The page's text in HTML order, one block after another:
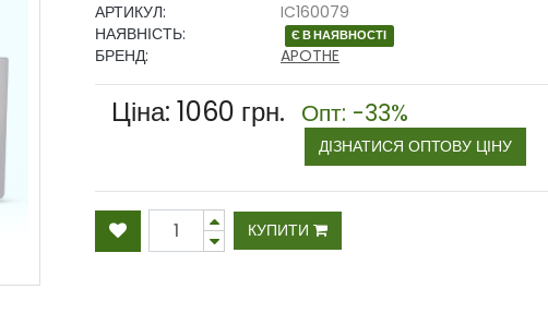
АРТИКУЛ:
IC160079
НАЯВНІСТЬ:
Є В НАЯВНОСТІ
БРЕНД: APOTHE
Ціна: 1060 грн. Опт: -33%
ДІЗНАТИСЯ ОПТОВУ ЦІНУ
КУПИТИ